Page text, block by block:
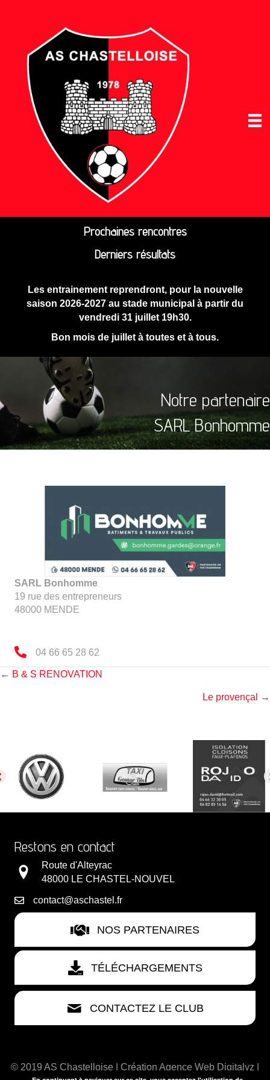
Prochaines rencontres
Derniers résultats
Les entrainement reprendront, pour la nouvelle
saison 2026-2027 au stade municipal à partir du
vendredi 31 juillet 19h30.
Bon mois de juillet à toutes et à tous.
Notre partenaire
SARL Bonhomme
SARL Bonhomme
19 rue des entrepreneurs
48000 MENDE
04 66 65 28 62
Posts
← B & S RENOVATION
Le provençal →
Restons en contact
Route d'Alteyrac
48000 LE CHASTEL-NOUVEL
contact@aschastel.fr
NOS PARTENAIRES
TÉLÉCHARGEMENTS
CONTACTEZ LE CLUB
© 2019 AS Chastelloise | Création Agence Web Digitalyz